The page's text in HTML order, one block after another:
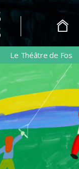
Le Théâtre de Fos